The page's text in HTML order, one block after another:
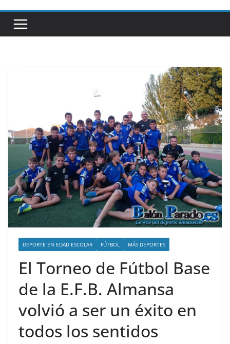
DEPORTE EN EDAD ESCOLAR FÚTBOL MÁS DEPORTES
El Torneo de Fútbol Base
de la E.F.B. Almansa
volvió a ser un éxito en
todos los sentidos